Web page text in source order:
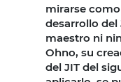
mirarse
desarrollo
maestro ni
Ohno, su
del JIT del